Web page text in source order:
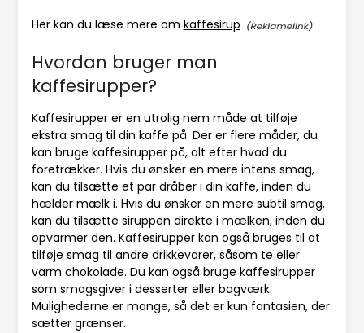
Her kan du læse mere om kaffesirup .
Hvordan bruger man
kaffesirupper?
Kaffesirupper er en utrolig nem måde at tilføje
ekstra smag til din kaffe på. Der er flere måder, du
kan bruge kaffesirupper på, alt efter hvad du
foretrækker. Hvis du ønsker en mere intens smag,
kan du tilsætte et par dråber i din kaffe, inden du
hælder mælk i. Hvis du ønsker en mere subtil smag,
kan du tilsætte siruppen direkte i mælken, inden du
opvarmer den. Kaffesirupper kan også bruges til at
tilføje smag til andre drikkevarer, såsom te eller
varm chokolade. Du kan også bruge kaffesirupper
som smagsgiver i desserter eller bagværk.
Mulighederne er mange, så det er kun fantasien, der
sætter grænser.